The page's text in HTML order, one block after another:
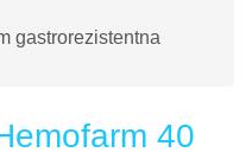
gastrorezistentna
40